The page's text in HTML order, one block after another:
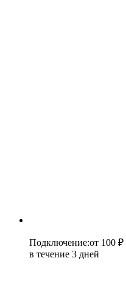
Подключение:от 100 ₽
в течение 3 дней